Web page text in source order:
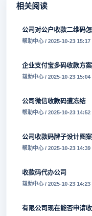
相关阅读
公司对公户收款二维码
帮助中心 / 2025-10-23 15:17
企业支付宝多码收款方案
帮助中心 / 2025-10-23 15:04
公司微信收款码遭冻结
帮助中心 / 2025-10-23 14:52
公司收款码牌子设计图案
帮助中心 / 2025-10-23 14:39
收款码代办公司
帮助中心 / 2025-10-23 14:23
有限公司现在能否申请收